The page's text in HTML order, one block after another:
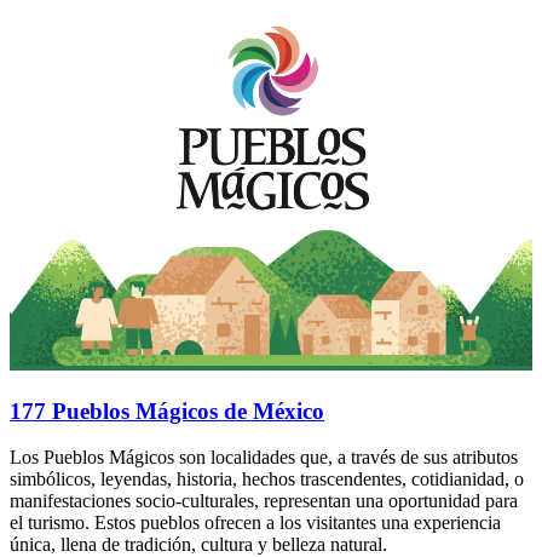
177 Pueblos Mágicos de México
Los Pueblos Mágicos son localidades que, a través de sus atributos
simbólicos, leyendas, historia, hechos trascendentes, cotidianidad, o
manifestaciones socio-culturales, representan una oportunidad para
el turismo. Estos pueblos ofrecen a los visitantes una experiencia
única, llena de tradición, cultura y belleza natural.